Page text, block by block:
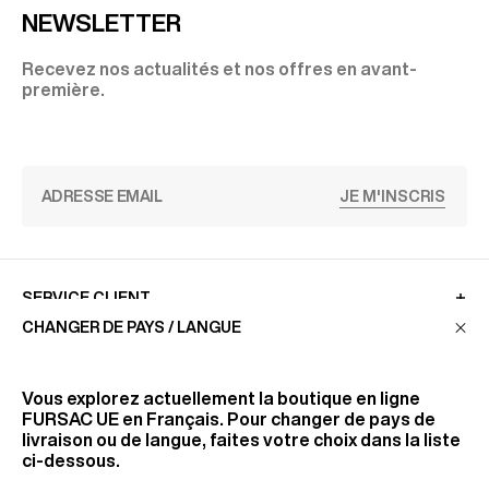
NEWSLETTER
Recevez nos actualités et nos offres en avant-
première.
JE M'INSCRIS
SERVICE CLIENT
RETROUVEZ-NOUS
CHANGER DE PAYS / LANGUE
Vous explorez actuellement la boutique en ligne
FURSAC UE en Français. Pour changer de pays de
livraison ou de langue, faites votre choix dans la liste
ci-dessous.